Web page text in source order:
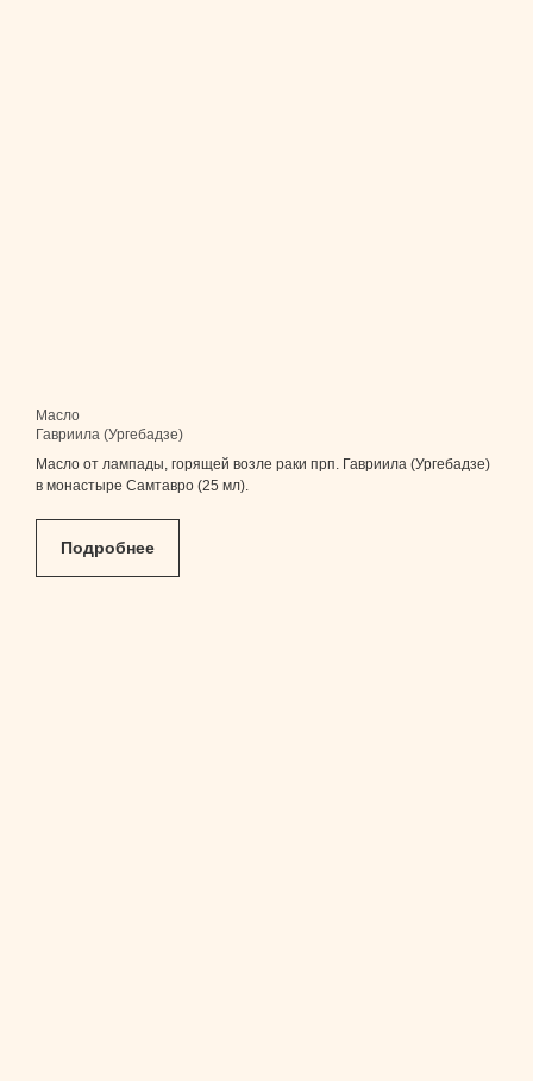
Масло
Гавриила (Ургебадзе)
Масло от лампады, горящей возле раки прп. Гавриила (Ургебадзе)
в монастыре Самтавро (25 мл).
Подробнее